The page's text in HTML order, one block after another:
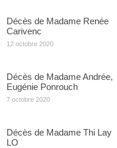
Décès de Madame Renée
Carivenc
12 octobre 2020
Décès de Madame Andrée,
Eugénie Ponrouch
7 octobre 2020
Décès de Madame Thi Lay
LO